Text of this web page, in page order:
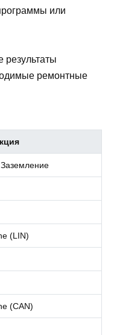
или
результаты
ремонтные
(LIN)
(CAN)